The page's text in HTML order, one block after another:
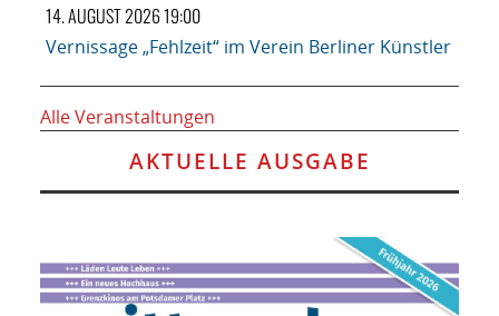
14. AUGUST 2026 19:00
Vernissage „Fehlzeit“ im Verein Berliner Künstler
Alle Veranstaltungen
AKTUELLE AUSGABE